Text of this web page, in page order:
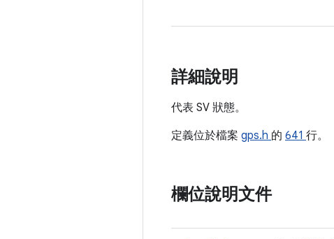
詳細說明
代表 SV 狀態。
定義位於檔案 gps.h 的 641 行。
欄位說明文件